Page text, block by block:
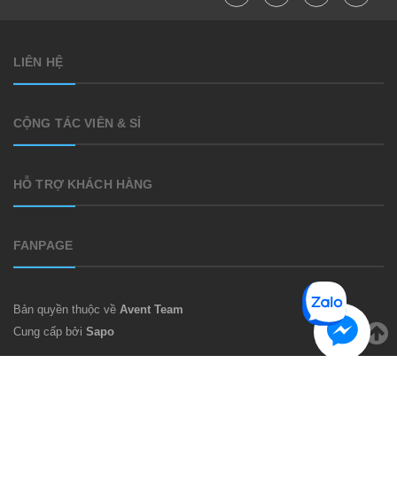
LIÊN HỆ
CỘNG TÁC VIÊN & SỈ
HỖ TRỢ KHÁCH HÀNG
FANPAGE
Bản quyền thuộc về Avent Team
Cung cấp bởi Sapo